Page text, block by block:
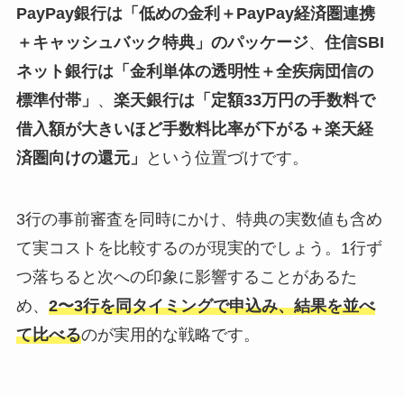
PayPay銀行は「低めの金利＋PayPay経済圏連携
＋キャッシュバック特典」のパッケージ、 住信SBI
ネット銀行は「金利単体の透明性＋全疾病団信の
標準付帯」 、 楽天銀行は「定額33万円の手数料で
借入額が大きいほど手数料比率が下がる＋楽天経
済圏向けの還元」
という位置づけです。
3行の事前審査を同時にかけ、特典の実数値も含め
て実コストを比較するのが現実的でしょう。1行ず
つ落ちると次への印象に影響することがあるた
め、 2〜3行を同タイミングで申込み、結果を並べ
て比べるのが実用的な戦略です。